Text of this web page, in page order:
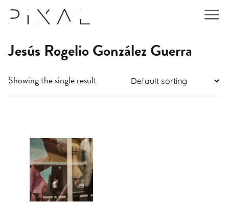
Jesús Rogelio González Guerra
Showing the single result
product
has
multiple
variants.
The
options